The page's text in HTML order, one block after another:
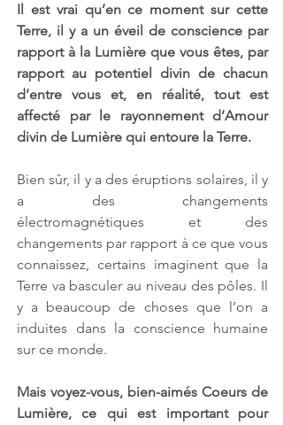
Il est vrai qu’en ce moment sur cette
Terre, il y a un éveil de conscience par
rapport à la Lumière que vous êtes, par
rapport au potentiel divin de chacun
d’entre vous et, en réalité, tout est
affecté par le rayonnement d’Amour
divin de Lumière qui entoure la Terre.
Bien sûr, il y a des éruptions solaires, il y
a des changements
électromagnétiques et des
changements par rapport à ce que vous
connaissez, certains imaginent que la
Terre va basculer au niveau des pôles. Il
y a beaucoup de choses que l’on a
induites dans la conscience humaine
sur ce monde.
Mais voyez-vous, bien-aimés Coeurs de
Lumière, ce qui est important pour